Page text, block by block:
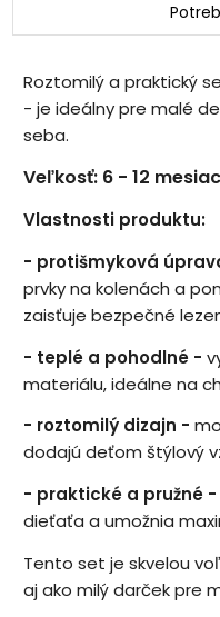
Roztomilý a praktický
- je ideálny pre malé
seba.
Veľkosť: 6 - 12
Vlastnosti produktu:
- protišmyková
prvky na kolenách a
zaisťuje bezpečné
- teplé a pohodlné -
materiálu, ideálne na
- roztomilý dizajn -
dodajú deťom štýlový
- praktické a pružné -
dieťaťa a umožnia
Tento set je skvelou
aj ako milý darček pre